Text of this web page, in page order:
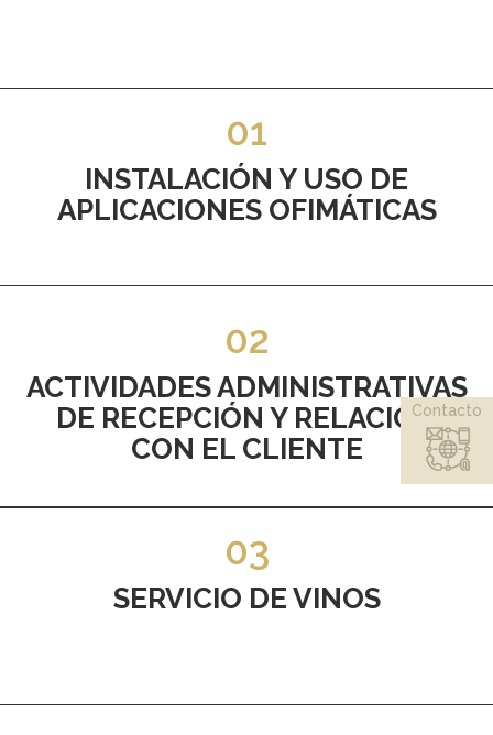
01
INSTALACIÓN Y USO DE
APLICACIONES OFIMÁTICAS
02
ACTIVIDADES ADMINISTRATIVAS
DE RECEPCIÓN Y RELACIÓN
CON EL CLIENTE
03
SERVICIO DE VINOS
Contacto